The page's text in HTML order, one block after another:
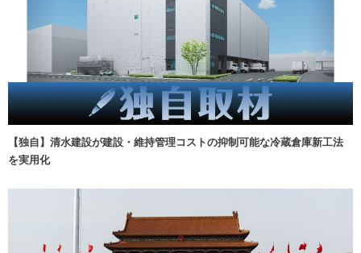
【独自】清水建設が建設・維持管理コストの抑制可能な冷蔵倉庫新工法
を実用化